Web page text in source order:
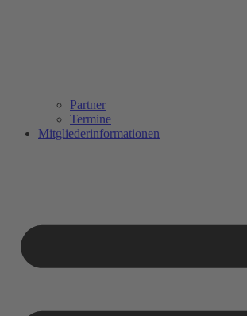
Partner
Termine
Mitgliederinformationen